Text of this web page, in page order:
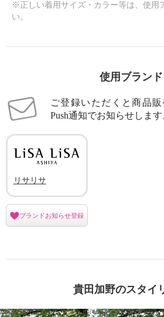
※正しい着用サイズ・カラー等は、使用
い。
使用ブランド
ご登録いただくと商品
Push通知でお知らせします
リサリサ
ブランドお知らせ登録
貴田加野のスタイ